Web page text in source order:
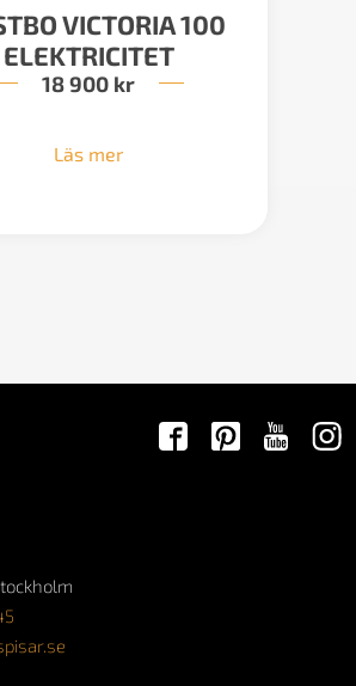
VICTORIA 100
ELEKTRICITET
18 900 kr
Läs mer